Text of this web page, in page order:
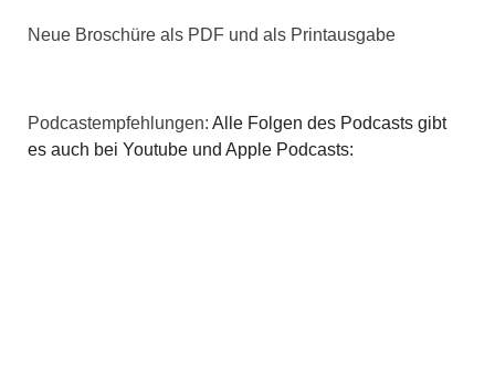
Neue Broschüre als PDF und als Printausgabe
Podcastempfehlungen: Alle Folgen des Podcasts gibt
es auch bei Youtube und Apple Podcasts: